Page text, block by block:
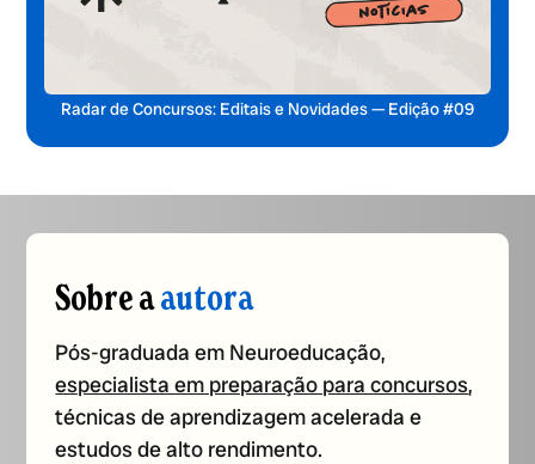
Radar de Concursos: Editais e Novidades — Edição #09
Sobre aautora
Pós-graduada em Neuroeducação,
especialista em preparação para concursos,
técnicas de aprendizagem acelerada e
estudos de alto rendimento.